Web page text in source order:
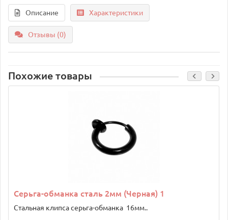
Описание Характеристики
Отзывы (0)
Похожие товары
Серьга-обманка сталь 2мм (Черная) 1
Стальная клипса серьга-обманка 16мм..